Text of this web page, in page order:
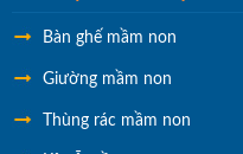
Bàn ghế mầm non
Giường mầm non
Thùng rác mầm non